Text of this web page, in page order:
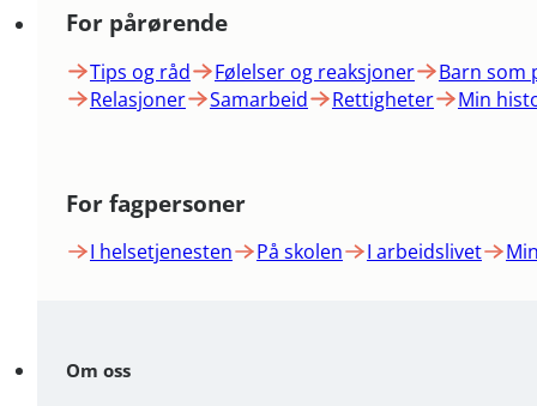
For pårørende
Tips og råd Følelser og reaksjoner
Barn som
Relasjoner
Samarbeid Rettigheter Min
For fagpersoner
I helsetjenesten På skolen I arbeidslivet
Om oss